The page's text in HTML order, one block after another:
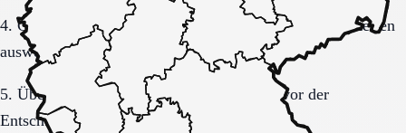
4. Gespräche und Besichtigungen mit festen Muss-Kriterien
auswerten.
5. Übergang, Kommunikation und Kosten vor der
Entscheidung vollständig klären.